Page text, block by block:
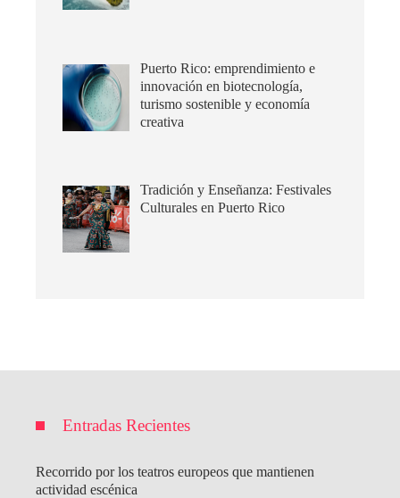
Puerto Rico: emprendimiento e
innovación en biotecnología,
turismo sostenible y economía
creativa
Tradición y Enseñanza: Festivales
Culturales en Puerto Rico
Entradas Recientes
Recorrido por los teatros europeos que mantienen
actividad escénica